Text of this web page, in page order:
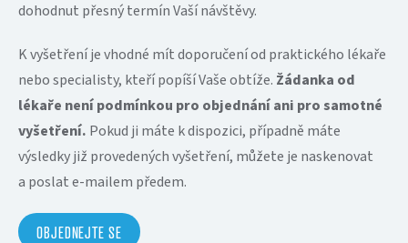
dohodnut přesný termín Vaší návštěvy.
K vyšetření je vhodné mít doporučení od praktického lékaře
nebo specialisty, kteří popíší Vaše obtíže. Žádanka od
lékaře není podmínkou pro objednání ani pro samotné
vyšetření. Pokud ji máte k dispozici, případně máte
výsledky již provedených vyšetření, můžete je naskenovat
a poslat e-mailem předem.
OBJEDNEJTE SE